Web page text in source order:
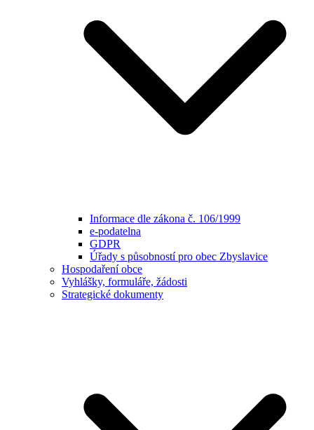
Informace dle zákona č. 106/1999
e-podatelna
GDPR
Úřady s působností pro obec Zbyslavice
Hospodaření obce
Vyhlášky, formuláře, žádosti
Strategické dokumenty